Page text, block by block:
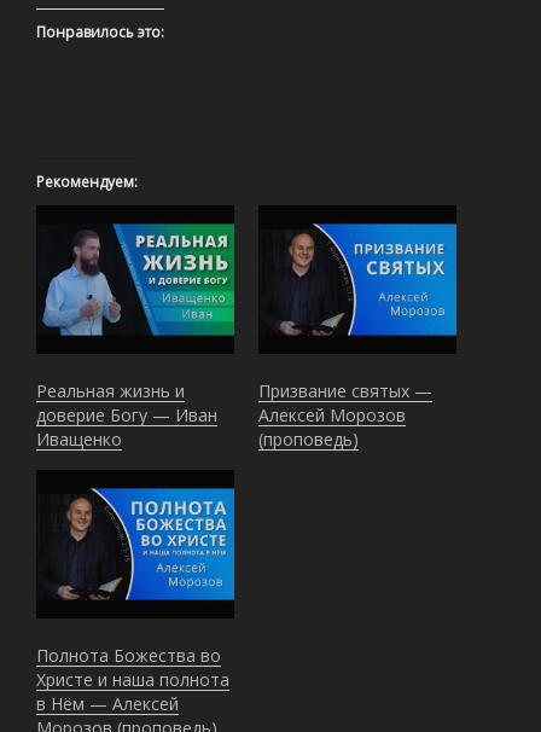
Понравилось это:
Рекомендуем:
Реальная жизнь и
доверие Богу — Иван
Иващенко
Призвание святых —
Алексей Морозов
(проповедь)
Полнота Божества во
Христе и наша полнота
в Нём — Алексей